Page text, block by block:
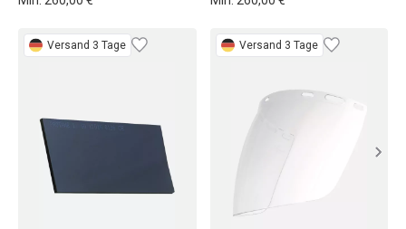
Versand 3 Tage Versand 3 Tage